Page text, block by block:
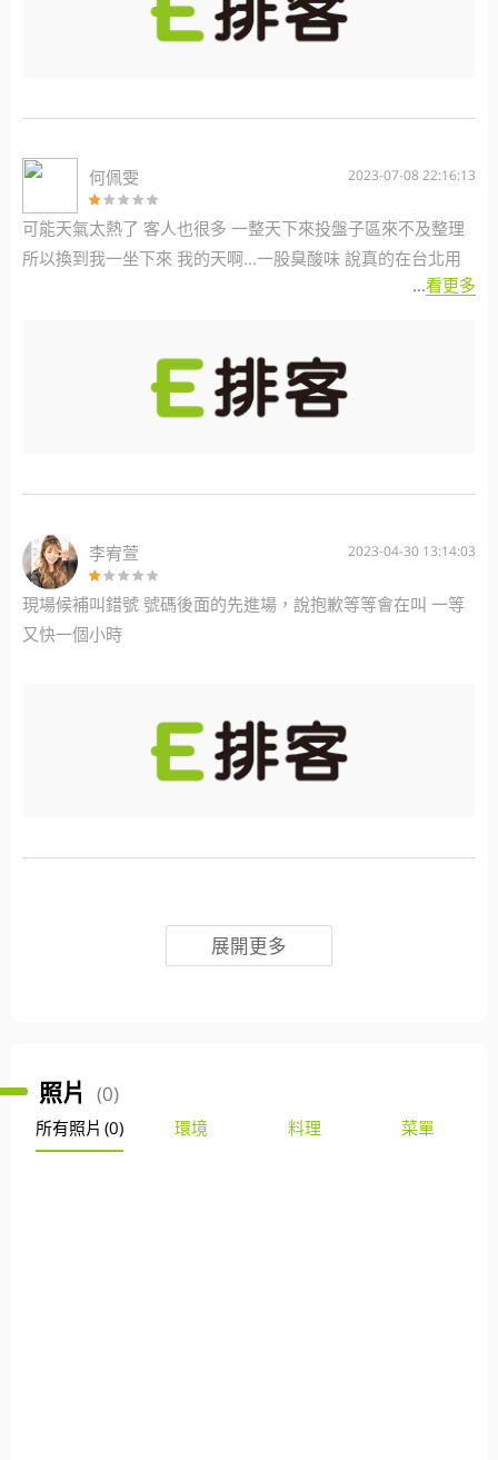
何佩雯 2023-07-08 22:16:13
可能天氣太熱了 客人也很多 一整天下來投盤子區來不及整理
所以換到我一坐下來 我的天啊...一股臭酸味 說真的在台北用
...看更多
李宥萱 2023-04-30 13:14:03
現場候補叫錯號 號碼後面的先進場，說抱歉等等會在叫 一等
又快一個小時
展開更多
照片 (0)
所有照片 (0) 環境 料理 菜單